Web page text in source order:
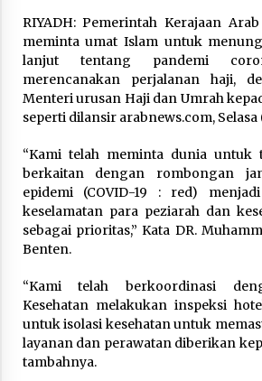
Hari Keempat
Jemaah Telah
April 25, 2026
Bapenda Provinsi
Gelar Penyuluhan
April 24, 2026
Jemaah Haji Indonesia
Melalui Makkah Route,
dan Terintegrasi
Dilema Perang AS-Israel
Kekuatan Tempur,
April 22, 2026
RIYADH: Pemerintah Kerajaan
meminta umat Islam untuk
lanjut tentang pandemi
merencanakan perjalanan haji,
Menteri urusan Haji dan Umrah
seperti dilansir arabnews.com, Selasa
“Kami telah meminta dunia untuk
berkaitan dengan rombongan
epidemi (COVID-19 : red)
keselamatan para peziarah dan
sebagai prioritas,” Kata DR.
Benten.
“Kami telah berkoordinasi
Kesehatan melakukan inspeksi
untuk isolasi kesehatan untuk
layanan dan perawatan diberikan
tambahnya.